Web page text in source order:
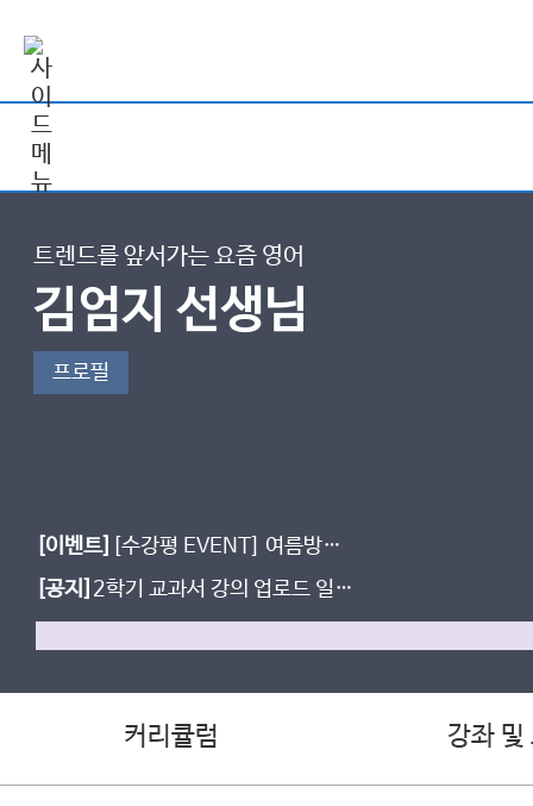
트렌드를 앞서가는 요즘 영어
김엄지 선생님
프로필
[이벤트]
[수강평 EVENT] 여름방학
열공 후기 남기면 간식 선물!
(~8/18)
[공지] 2학기 교과서 강의 업로드 일정
커리큘럼 강좌 및